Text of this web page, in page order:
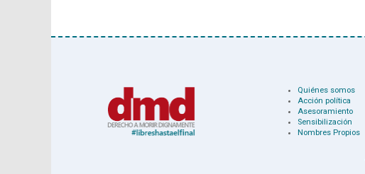
Quiénes somos
Acción política
Asesoramiento
Sensibilización
Nombres Propios